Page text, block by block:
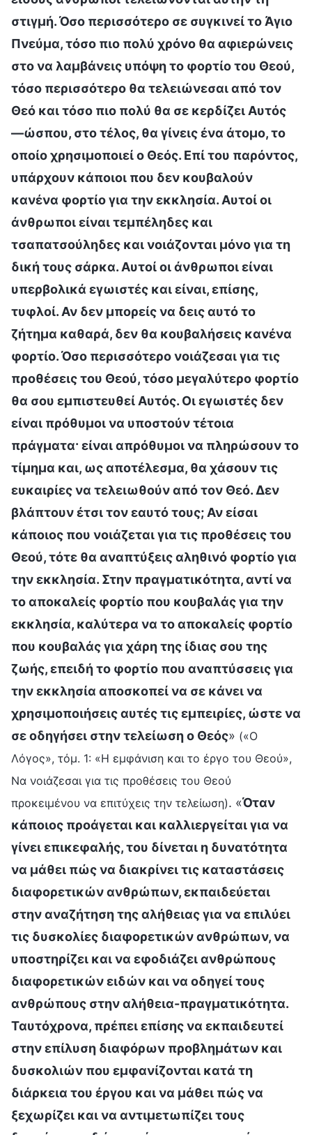
στιγμή. Όσο περισσότερο σε συγκινεί το Άγιο
Πνεύμα, τόσο πιο πολύ χρόνο θα αφιερώνεις
στο να λαμβάνεις υπόψη το φορτίο του Θεού,
τόσο περισσότερο θα τελειώνεσαι από τον
Θεό και τόσο πιο πολύ θα σε κερδίζει Αυτός
—ώσπου, στο τέλος, θα γίνεις ένα άτομο, το
οποίο χρησιμοποιεί ο Θεός. Επί του παρόντος,
υπάρχουν κάποιοι που δεν κουβαλούν
κανένα φορτίο για την εκκλησία. Αυτοί οι
άνθρωποι είναι τεμπέληδες και
τσαπατσούληδες και νοιάζονται μόνο για τη
δική τους σάρκα. Αυτοί οι άνθρωποι είναι
υπερβολικά εγωιστές και είναι, επίσης,
τυφλοί. Αν δεν μπορείς να δεις αυτό το
ζήτημα καθαρά, δεν θα κουβαλήσεις κανένα
φορτίο. Όσο περισσότερο νοιάζεσαι για τις
προθέσεις του Θεού, τόσο μεγαλύτερο φορτίο
θα σου εμπιστευθεί Αυτός. Οι εγωιστές δεν
είναι πρόθυμοι να υποστούν τέτοια
πράγματα· είναι απρόθυμοι να πληρώσουν το
τίμημα και, ως αποτέλεσμα, θα χάσουν τις
ευκαιρίες να τελειωθούν από τον Θεό. Δεν
βλάπτουν έτσι τον εαυτό τους; Αν είσαι
κάποιος που νοιάζεται για τις προθέσεις του
Θεού, τότε θα αναπτύξεις αληθινό φορτίο για
την εκκλησία. Στην πραγματικότητα, αντί να
το αποκαλείς φορτίο που κουβαλάς για την
εκκλησία, καλύτερα να το αποκαλείς φορτίο
που κουβαλάς για χάρη της ίδιας σου της
ζωής, επειδή το φορτίο που αναπτύσσεις για
την εκκλησία αποσκοπεί να σε κάνει να
χρησιμοποιήσεις αυτές τις εμπειρίες, ώστε να
σε οδηγήσει στην τελείωση ο Θεός» («Ο
Λόγος», τόμ. 1: «Η εμφάνιση και το έργο του Θεού»,
Να νοιάζεσαι για τις προθέσεις του Θεού
προκειμένου να επιτύχεις την τελείωση). «Όταν
κάποιος προάγεται και καλλιεργείται για να
γίνει επικεφαλής, του δίνεται η δυνατότητα
να μάθει πώς να διακρίνει τις καταστάσεις
διαφορετικών ανθρώπων, εκπαιδεύεται
στην αναζήτηση της αλήθειας για να επιλύει
τις δυσκολίες διαφορετικών ανθρώπων, να
υποστηρίζει και να εφοδιάζει ανθρώπους
διαφορετικών ειδών και να οδηγεί τους
ανθρώπους στην αλήθεια-πραγματικότητα.
Ταυτόχρονα, πρέπει επίσης να εκπαιδευτεί
στην επίλυση διαφόρων προβλημάτων και
δυσκολιών που εμφανίζονται κατά τη
διάρκεια του έργου και να μάθει πώς να
ξεχωρίζει και να αντιμετωπίζει τους